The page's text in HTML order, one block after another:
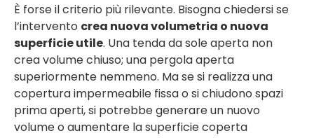
È forse il criterio più rilevante. Bisogna chiedersi se
l’intervento crea nuova volumetria o nuova
superficie utile. Una tenda da sole aperta non
crea volume chiuso; una pergola aperta
superiormente nemmeno. Ma se si realizza una
copertura impermeabile fissa o si chiudono spazi
prima aperti, si potrebbe generare un nuovo
volume o aumentare la superficie coperta